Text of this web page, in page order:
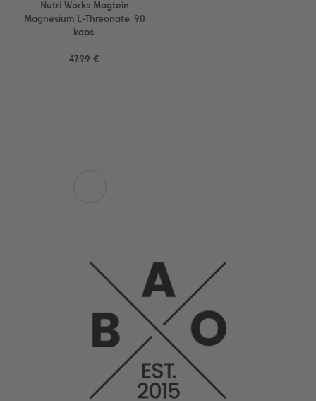
Nutri Works Magtein
Magnesium L-Threonate, 90
kaps.
47.99 €